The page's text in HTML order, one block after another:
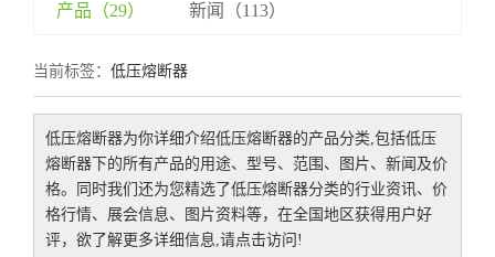
产品（29） 新闻（113）
当前标签： 低压熔断器
低压熔断器为你详细介绍低压熔断器的产品分类,包括低压
熔断器 下的所有产品的用途、型号、范围、图片、新闻及价
格。同时我们还为您精选了低压熔断器分类的行业资讯、价
格行情、展会信息、图片资料等，在全国地区获得用户好
评，欲了解更多详细信息,请点击访问!